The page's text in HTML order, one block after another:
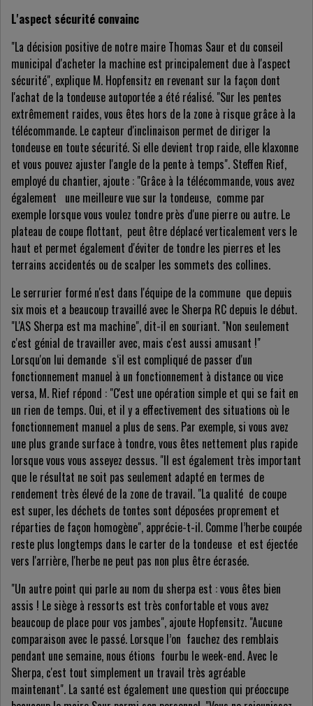
L'aspect sécurité convainc
"La décision positive de notre maire Thomas Saur et du conseil
municipal d'acheter la machine est principalement due à l'aspect
sécurité", explique M. Hopfensitz en revenant sur la façon dont
l'achat de la tondeuse autoportée a été réalisé. "Sur les pentes
extrêmement raides, vous êtes hors de la zone à risque grâce à la
télécommande. Le capteur d'inclinaison permet de diriger la
tondeuse en toute sécurité. Si elle devient trop raide, elle klaxonne
et vous pouvez ajuster l'angle de la pente à temps". Steffen Rief,
employé du chantier, ajoute : "Grâce à la télécommande, vous avez
également une meilleure vue sur la tondeuse, comme par
exemple lorsque vous voulez tondre près d'une pierre ou autre. Le
plateau de coupe flottant, peut être déplacé verticalement vers le
haut et permet également d'éviter de tondre les pierres et les
terrains accidentés ou de scalper les sommets des collines.
Le serrurier formé n'est dans l'équipe de la commune que depuis
six mois et a beaucoup travaillé avec le Sherpa RC depuis le début.
"L'AS Sherpa est ma machine", dit-il en souriant. "Non seulement
c'est génial de travailler avec, mais c'est aussi amusant !"
Lorsqu'on lui demande s‘il est compliqué de passer d'un
fonctionnement manuel à un fonctionnement à distance ou vice
versa, M. Rief répond : "C'est une opération simple et qui se fait en
un rien de temps. Oui, et il y a effectivement des situations où le
fonctionnement manuel a plus de sens. Par exemple, si vous avez
une plus grande surface à tondre, vous êtes nettement plus rapide
lorsque vous vous asseyez dessus. "Il est également très important
que le résultat ne soit pas seulement adapté en termes de
rendement très élevé de la zone de travail. "La qualité de coupe
est super, les déchets de tontes sont déposées proprement et
réparties de façon homogène", apprécie-t-il. Comme l’herbe coupée
reste plus longtemps dans le carter de la tondeuse et est éjectée
vers l'arrière, l'herbe ne peut pas non plus être écrasée.
"Un autre point qui parle au nom du sherpa est : vous êtes bien
assis ! Le siège à ressorts est très confortable et vous avez
beaucoup de place pour vos jambes", ajoute Hopfensitz. "Aucune
comparaison avec le passé. Lorsque l’on fauchez des remblais
pendant une semaine, nous étions fourbu le week-end. Avec le
Sherpa, c'est tout simplement un travail très agréable
maintenant". La santé est également une question qui préoccupe